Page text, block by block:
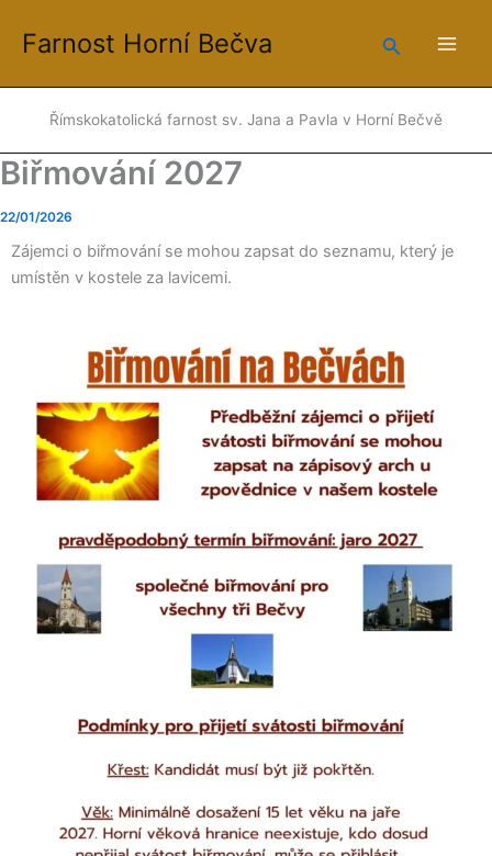
Farnost Horní Bečva Hledat
Římskokatolická farnost sv. Jana a Pavla v Horní Bečvě
Biřmování 2027
22/01/2026
Zájemci o biřmování se mohou zapsat do seznamu, který je
umístěn v kostele za lavicemi.